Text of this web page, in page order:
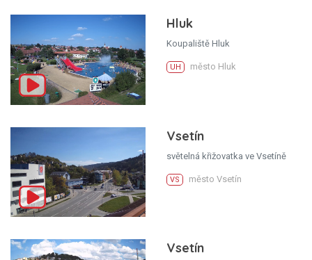
Hluk
Koupaliště Hluk
UH město Hluk
Vsetín
světelná křižovatka ve Vsetíně
VS město Vsetín
Vsetín